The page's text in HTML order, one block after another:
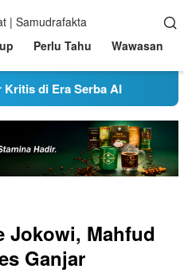
Perlu Tahu Wawasan
Serba AI Pemkot
Jokowi, Mahfud
Ganjar